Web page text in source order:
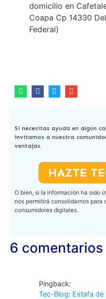
domicilio en
Coapa Cp 14330
Federal)
Si necesitas ayuda en algún
invitamos a nuestra
ventajas.
HAZTE
O bien, si la información ha sido
nos permitirá consolidarnos para
consumidores digitales.
6 comentarios
Pingback:
Tec-Blog: Estafa